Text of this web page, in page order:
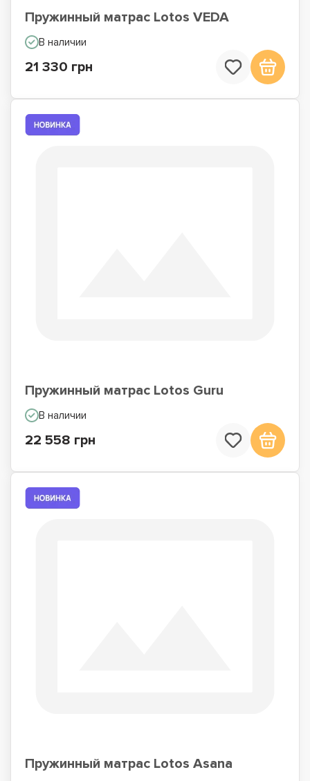
Пружинный матрас Lotos VEDA
В наличии
21 330 грн
Пружинный матрас Lotos Guru
В наличии
22 558 грн
Пружинный матрас Lotos Asana